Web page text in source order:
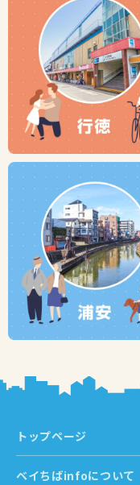
トップページ
ベイちばinfoについて